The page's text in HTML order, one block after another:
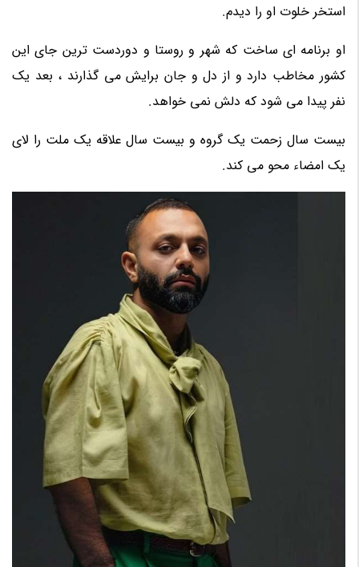
استخر خلوت او را دیدم.
او برنامه ای ساخت که شهر و روستا و دوردست ترین جای این
کشور مخاطب دارد و از دل و جان برایش می گذارند ، بعد یک
نفر پیدا می شود که دلش نمی خواهد.
بیست سال زحمت یک گروه و بیست سال علاقه یک ملت را لای
یک امضاء محو می کند.